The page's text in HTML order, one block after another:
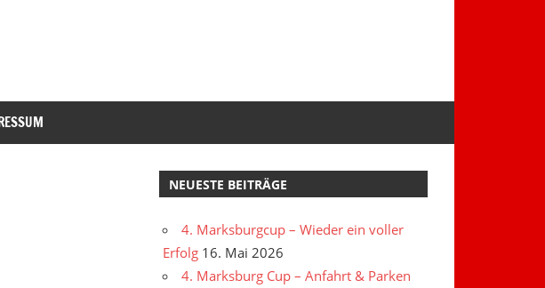
NEUESTE BEITRÄGE
4. Marksburgcup – Wieder ein voller
Erfolg 16. Mai 2026
4. Marksburg Cup – Anfahrt & Parken